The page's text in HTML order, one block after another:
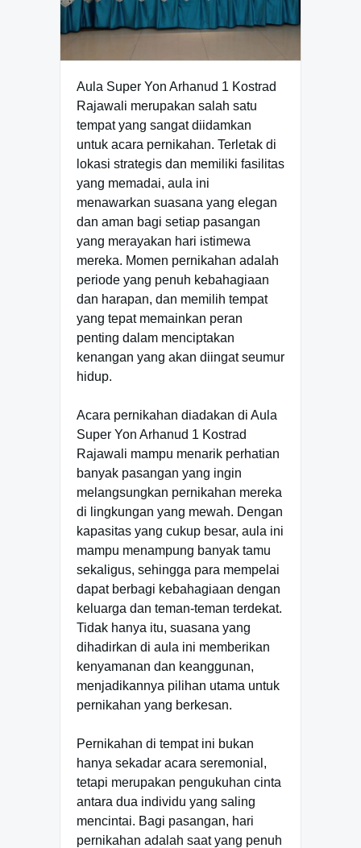
Aula Super Yon Arhanud 1 Kostrad
Rajawali merupakan salah satu
tempat yang sangat diidamkan
untuk acara pernikahan. Terletak di
lokasi strategis dan memiliki fasilitas
yang memadai, aula ini
menawarkan suasana yang elegan
dan aman bagi setiap pasangan
yang merayakan hari istimewa
mereka. Momen pernikahan adalah
periode yang penuh kebahagiaan
dan harapan, dan memilih tempat
yang tepat memainkan peran
penting dalam menciptakan
kenangan yang akan diingat seumur
hidup.
Acara pernikahan diadakan di Aula
Super Yon Arhanud 1 Kostrad
Rajawali mampu menarik perhatian
banyak pasangan yang ingin
melangsungkan pernikahan mereka
di lingkungan yang mewah. Dengan
kapasitas yang cukup besar, aula ini
mampu menampung banyak tamu
sekaligus, sehingga para mempelai
dapat berbagi kebahagiaan dengan
keluarga dan teman-teman terdekat.
Tidak hanya itu, suasana yang
dihadirkan di aula ini memberikan
kenyamanan dan keanggunan,
menjadikannya pilihan utama untuk
pernikahan yang berkesan.
Pernikahan di tempat ini bukan
hanya sekadar acara seremonial,
tetapi merupakan pengukuhan cinta
antara dua individu yang saling
mencintai. Bagi pasangan, hari
pernikahan adalah saat yang penuh